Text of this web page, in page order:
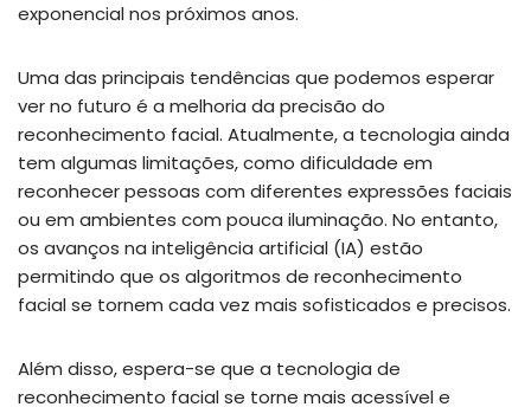
exponencial nos próximos anos.
Uma das principais tendências que podemos esperar
ver no futuro é a melhoria da precisão do
reconhecimento facial. Atualmente, a tecnologia ainda
tem algumas limitações, como dificuldade em
reconhecer pessoas com diferentes expressões faciais
ou em ambientes com pouca iluminação. No entanto,
os avanços na inteligência artificial (IA) estão
permitindo que os algoritmos de reconhecimento
facial se tornem cada vez mais sofisticados e precisos.
Além disso, espera-se que a tecnologia de
reconhecimento facial se torne mais acessível e